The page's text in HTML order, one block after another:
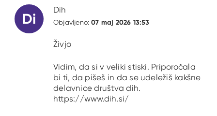
Di
Dih
Objavljeno:07 maj 2026 13:53
Živjo
Vidim, da si v veliki stiski. Priporočala
bi ti, da pišeš in da se udeležiš kakšne
delavnice društva dih.
https://www.dih.si/